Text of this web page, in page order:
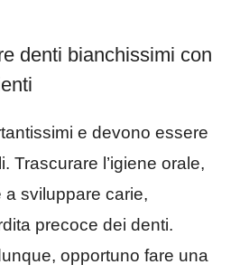
denti bianchissimi con
e devono essere
Trascurare l’igiene orale,
a sviluppare carie,
precoce dei denti.
opportuno fare una